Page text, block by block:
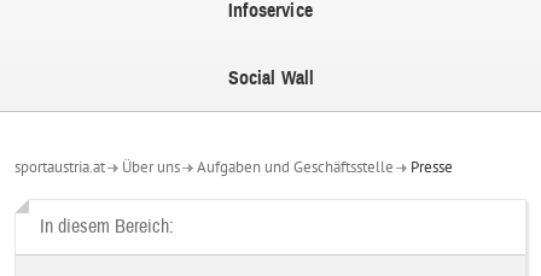
Infoservice
Social Wall
sportaustria.at Über uns Aufgaben und Geschäftsstelle Presse
In diesem Bereich: